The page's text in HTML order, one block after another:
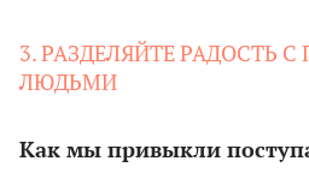
3. РАЗДЕЛЯЙТЕ РАДОСТЬ
ЛЮДЬМИ
Как мы привыкли